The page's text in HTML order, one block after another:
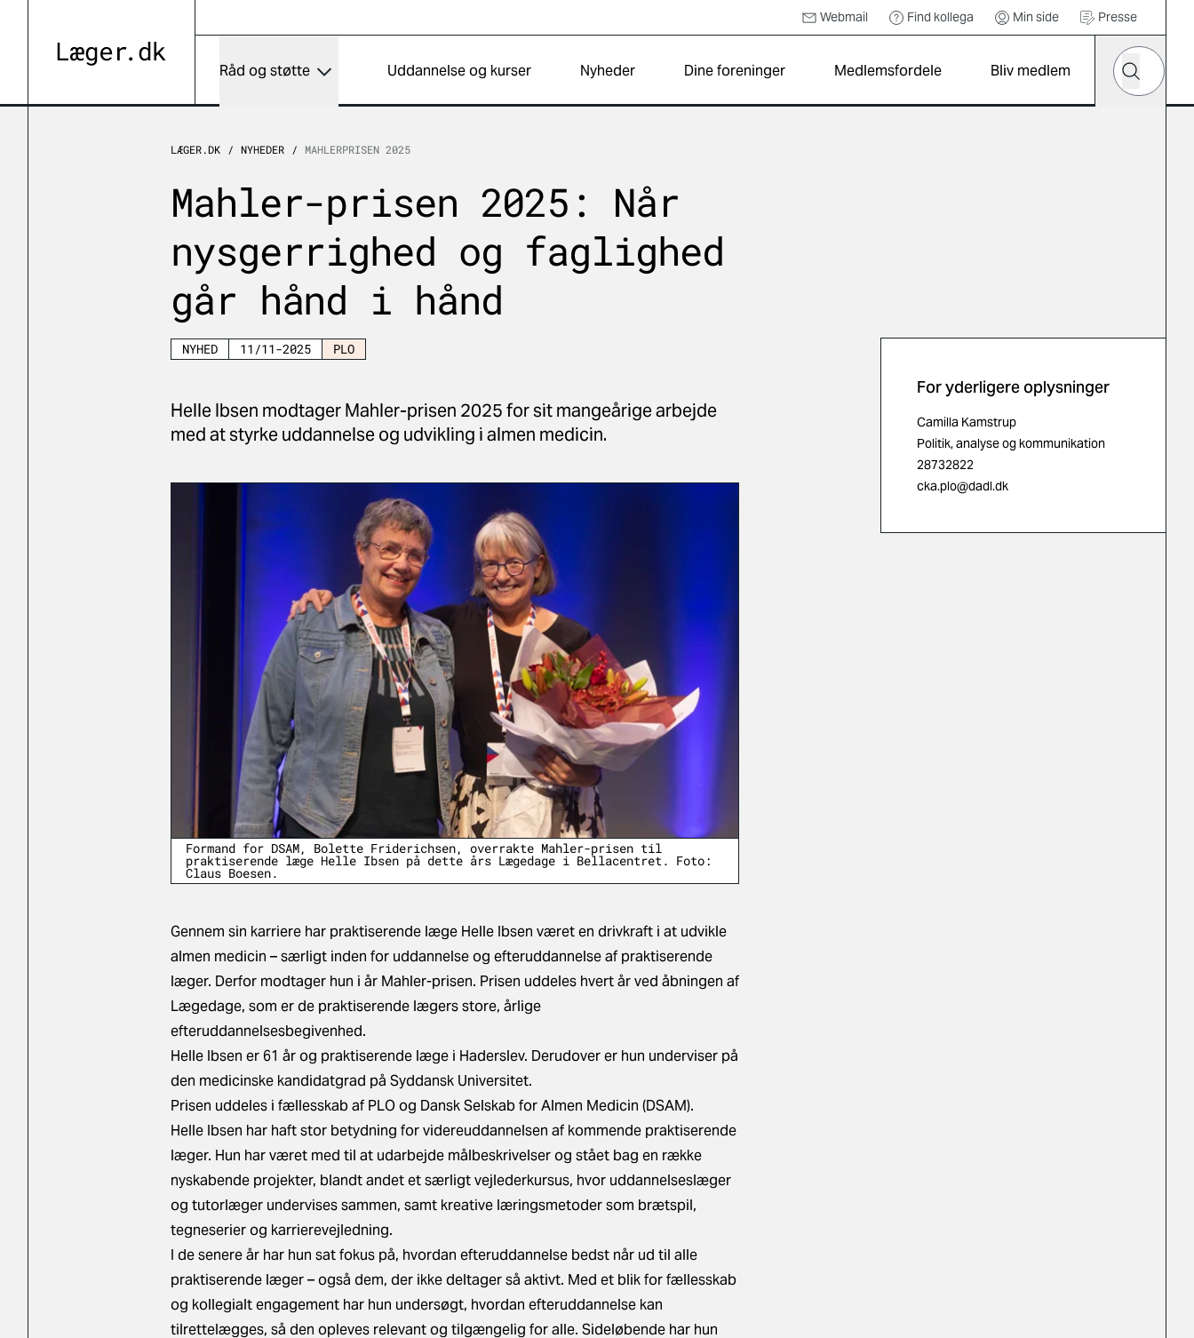
Webmail Find kollega Min side Presse
Råd og støtte Uddannelse og kurser Nyheder Dine foreninger Medlemsfordele Bliv medlem
Hvad leder
Søg
LÆGER.DK NYHEDER MAHLERPRISEN 2025
Mahler-prisen 2025: Når
nysgerrighed og faglighed
går hånd i hånd
NYHED 11/11-2025 PLO
Helle Ibsen modtager Mahler-prisen 2025 for sit mangeårige arbejde
med at styrke uddannelse og udvikling i almen medicin.
Formand for DSAM, Bolette Friderichsen, overrakte Mahler-prisen til
praktiserende læge Helle Ibsen på dette års Lægedage i Bellacentret. Foto:
Claus Boesen.
Gennem sin karriere har praktiserende læge Helle Ibsen været en drivkraft i at udvikle
almen medicin – særligt inden for uddannelse og efteruddannelse af praktiserende
læger. Derfor modtager hun i år Mahler-prisen. Prisen uddeles hvert år ved åbningen af
Lægedage, som er de praktiserende lægers store, årlige
efteruddannelsesbegivenhed.
Helle Ibsen er 61 år og praktiserende læge i Haderslev. Derudover er hun underviser på
den medicinske kandidatgrad på Syddansk Universitet.
Prisen uddeles i fællesskab af PLO og Dansk Selskab for Almen Medicin (DSAM).
Helle Ibsen har haft stor betydning for videreuddannelsen af kommende praktiserende
læger. Hun har været med til at udarbejde målbeskrivelser og stået bag en række
nyskabende projekter, blandt andet et særligt vejlederkursus, hvor uddannelseslæger
og tutorlæger undervises sammen, samt kreative læringsmetoder som brætspil,
tegneserier og karrierevejledning.
I de senere år har hun sat fokus på, hvordan efteruddannelse bedst når ud til alle
praktiserende læger – også dem, der ikke deltager så aktivt. Med et blik for fællesskab
og kollegialt engagement har hun undersøgt, hvordan efteruddannelse kan
tilrettelægges, så den opleves relevant og tilgængelig for alle. Sideløbende har hun
For yderligere oplysninger
Camilla Kamstrup
Politik, analyse og kommunikation
28732822
cka.plo@dadl.dk